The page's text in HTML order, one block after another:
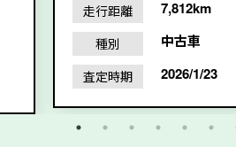
走行距離 7,812km
種別 中古車
査定時期 2026/1/23